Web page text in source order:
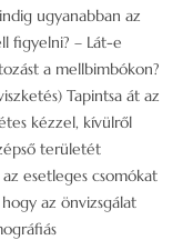
ugyanabban az
figyelni? – Lát-e
a mellbimbókon?
Tapintsa át az
kézzel, kívülről
területét
esetleges csomókat
az önvizsgálat